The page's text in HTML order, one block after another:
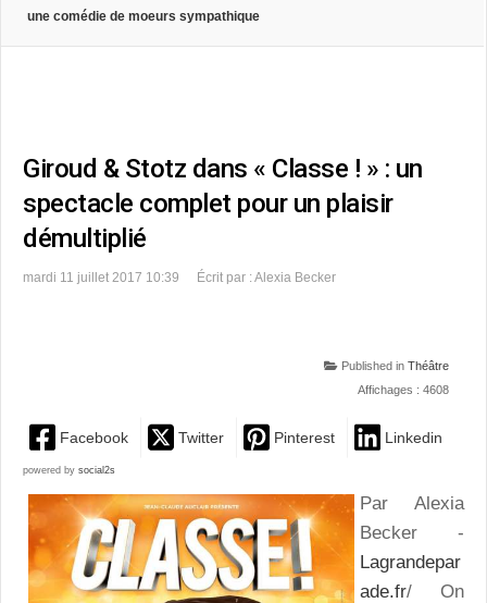
une comédie de moeurs sympathique
Giroud & Stotz dans « Classe ! » : un
spectacle complet pour un plaisir
démultiplié
mardi 11 juillet 2017 10:39 Écrit par : Alexia Becker
Published in Théâtre
Affichages : 4608
Facebook Twitter Pinterest Linkedin
powered by social2s
Par Alexia
Becker -
Lagrandepar
ade.fr/ On